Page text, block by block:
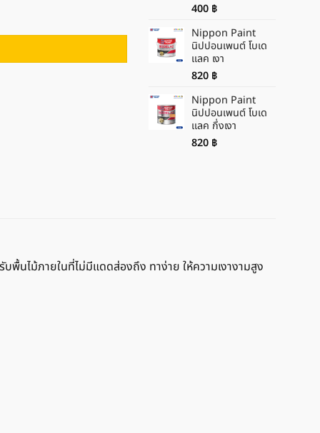
400 ฿
Nippon Paint
นิปปอนเพนต์ โบเด
แลค เงา
820 ฿
Nippon Paint
นิปปอนเพนต์ โบเด
แลค กึ่งเงา
820 ฿
พื้นไม้ภายในที่ไม่มีแดดส่องถึง ทาง่าย ให้ความเงางามสูง